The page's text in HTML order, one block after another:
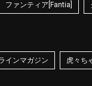
ファンティア[Fantia]
インマガジン 虎々ち